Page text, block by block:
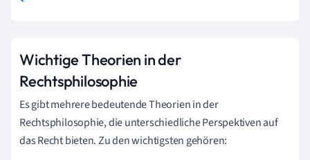
Wichtige Theorien in der
Rechtsphilosophie
Es gibt mehrere bedeutende Theorien in der
Rechtsphilosophie, die unterschiedliche Perspektiven auf
das Recht bieten. Zu den wichtigsten gehören: